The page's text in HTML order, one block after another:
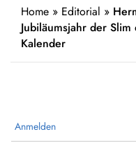
Home » Editorial »
Jubiläumsjahr der
Kalender
Anmelden